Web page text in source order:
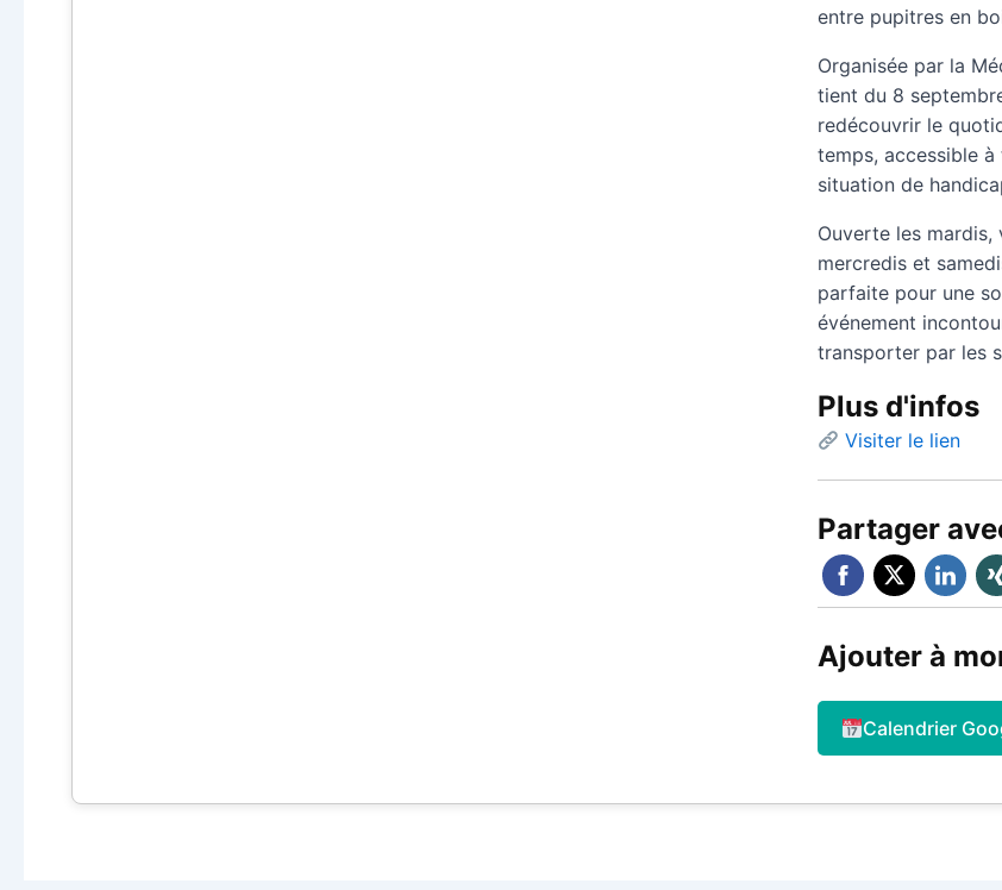
entre pupitres en
Organisée par la
tient du 8
redécouvrir le
temps, accessible
situation de
Ouverte les mardis,
mercredis et
parfaite pour une
événement
transporter par les
Plus d'infos
Visiter le lien
Partager
Ajouter à
Calendrier